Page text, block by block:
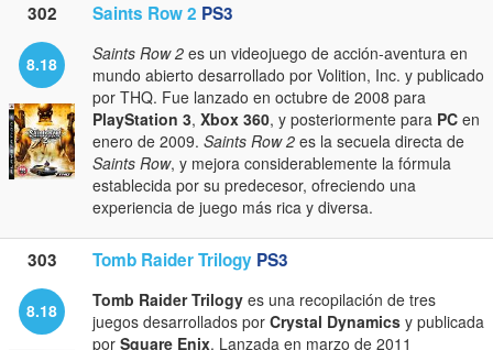
302 Saints Row 2 PS3
8.18 Saints Row 2 es un videojuego de acción-aventura en
mundo abierto desarrollado por Volition, Inc. y publicado
por THQ. Fue lanzado en octubre de 2008 para
PlayStation 3, Xbox 360, y posteriormente para PC en
enero de 2009. Saints Row 2 es la secuela directa de
Saints Row, y mejora considerablemente la fórmula
establecida por su predecesor, ofreciendo una
experiencia de juego más rica y diversa.
303 Tomb Raider Trilogy PS3
8.18 Tomb Raider Trilogy es una recopilación de tres
juegos desarrollados por Crystal Dynamics y publicada
por Square Enix. Lanzada en marzo de 2011